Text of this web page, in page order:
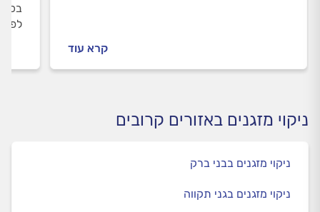
קרא עוד
בכל
ניקוי מזגנים באזורים קרובים
ניקוי מזגנים בבני ברק
ניקוי מזגנים בגני תקווה